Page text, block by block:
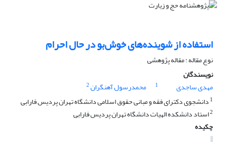
استفاده از شوینده‌های خوش‌بو در حال احرام
نوع مقاله : مقاله پژوهشی
نویسندگان
مهدی ساجدی
1 محمدرسول آهنگران2
1 دانشجوی دکترای فقه و مبانی حقوق اسلامی دانشگاه تهران پردیس فارابی
2استاد دانشکده الهیات دانشگاه تهران پردیس فارابی
چکیده